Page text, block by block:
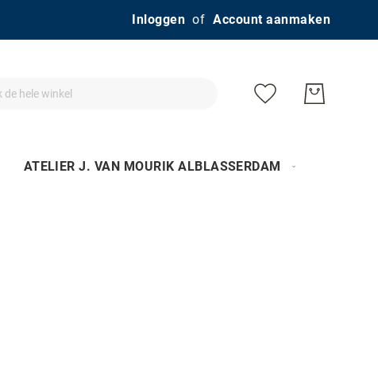
Ga
Inloggen Account aanmaken
ATELIER J. VAN MOURIK ALBLASSERDAM